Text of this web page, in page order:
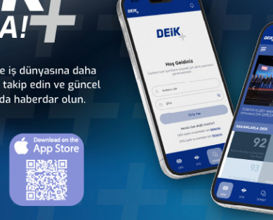
VE ÇALIŞMA YEMEĞİ, 14 ARALIK 2022, İSTANBUL
TRANSİT TAŞIMALAR SERBESTLEŞECEK”
ŞUBAT 2022, İSTANBUL
NİSAN 2021, ÇEVRİM İÇİ